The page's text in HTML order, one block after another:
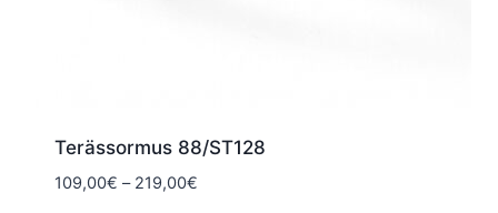
Terässormus 88/ST128
109,00€ – 219,00€Hintaluokka: